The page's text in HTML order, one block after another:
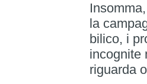
la
bilico, i
incognite
riguarda